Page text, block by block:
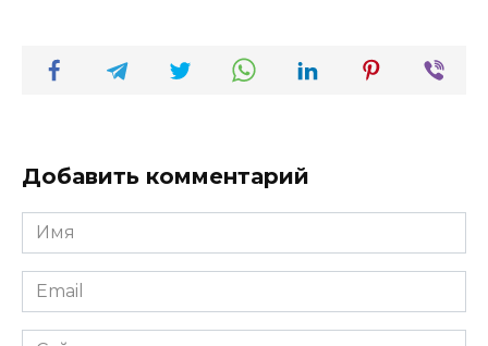
Добавить комментарий
Имя
*
Email
*
Сайт